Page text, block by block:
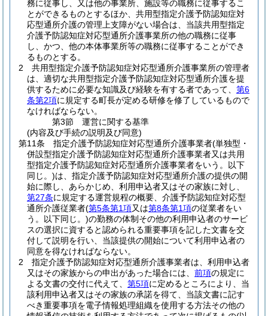
務に従事し、又は他の事業所、施設等の職務に従事するこ
とができるものとするほか、共用型指定介護予防認知症対
応型通所介護の管理上支障がない場合は、当該共用型指定
介護予防認知症対応型通所介護事業所の他の職務に従事
し、かつ、他の本体事業所等の職務に従事することができ
るものとする。
2
共用型指定介護予防認知症対応型通所介護事業所の管理者
は、適切な共用型指定介護予防認知症対応型通所介護を提
供するために必要な知識及び経験を有する者であって、 第6
条第2項に規定する町長が定める研修を修了しているもので
なければならない。
第3節
運営に関する基準
(内容及び手続の説明及び同意)
第11条
指定介護予防認知症対応型通所介護事業者(単独型・
併設型指定介護予防認知症対応型通所介護事業者又は共用
型指定介護予防認知症対応型通所介護事業者をいう。以下
同じ。)は、指定介護予防認知症対応型通所介護の提供の開
始に際し、あらかじめ、利用申込者又はその家族に対し、
第27条に規定する運営規程の概要、介護予防認知症対応型
通所介護従業者(第5条第1項又は第8条第1項の従業者をい
う。以下同じ。)の勤務の体制その他の利用申込者のサービ
スの選択に資すると認められる重要事項を記した文書を交
付して説明を行い、当該提供の開始について利用申込者の
同意を得なければならない。
2
指定介護予防認知症対応型通所介護事業者は、利用申込者
又はその家族からの申出があった場合には、 前項の規定に
よる文書の交付に代えて、 第5項に定めるところにより、当
該利用申込者又はその家族の承諾を得て、当該文書に記す
べき重要事項を電子情報処理組織を使用する方法その他の